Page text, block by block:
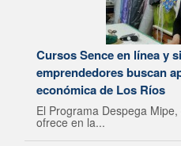
Cursos Sence en línea y
emprendedores buscan
económica de Los Ríos
El Programa Despega
ofrece en la...